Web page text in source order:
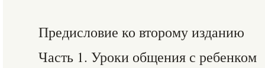
Предисловие ко второму изданию
Часть 1. Уроки общения с ребенком